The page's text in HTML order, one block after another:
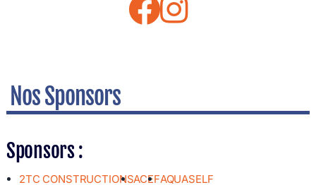
Nos Sponsors
Sponsors :
2TC CONSTRUCTIONSACEFAQUASELF